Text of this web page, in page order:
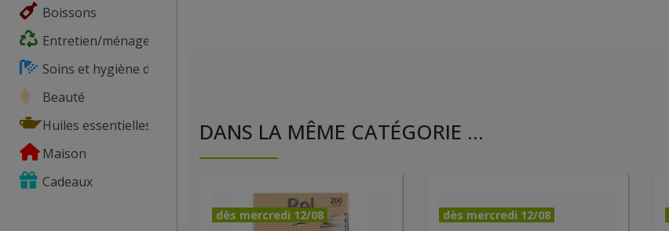
Boissons
Entretien/ménage
Soins et hygiène du corps
Beauté
Huiles essentielles
Maison
Cadeaux
DANS LA MÊME CATÉGORIE ...
dès mercredi 12/08 dès mercredi 12/08